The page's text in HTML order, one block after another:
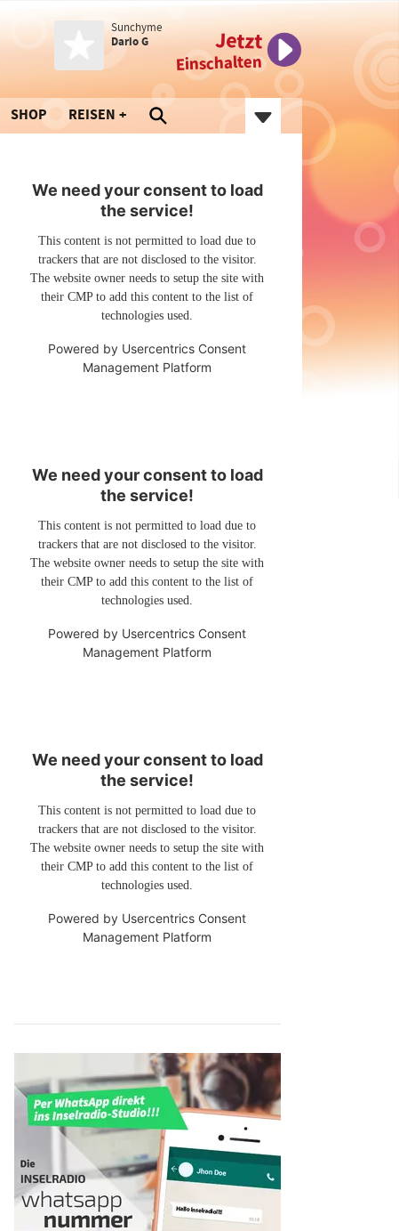
Sunchyme
Dario G
Jetzt
Einschalten
SHOP REISEN
We need your consent to load
the service!
This content is not permitted to load due to
trackers that are not disclosed to the visitor.
The website owner needs to setup the site with
their CMP to add this content to the list of
technologies used.
Powered by Usercentrics Consent
Management Platform
We need your consent to load
the service!
This content is not permitted to load due to
trackers that are not disclosed to the visitor.
The website owner needs to setup the site with
their CMP to add this content to the list of
technologies used.
Powered by Usercentrics Consent
Management Platform
We need your consent to load
the service!
This content is not permitted to load due to
trackers that are not disclosed to the visitor.
The website owner needs to setup the site with
their CMP to add this content to the list of
technologies used.
Powered by Usercentrics Consent
Management Platform